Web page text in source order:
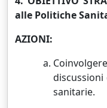
alle Politiche
AZIONI:
sanitarie.